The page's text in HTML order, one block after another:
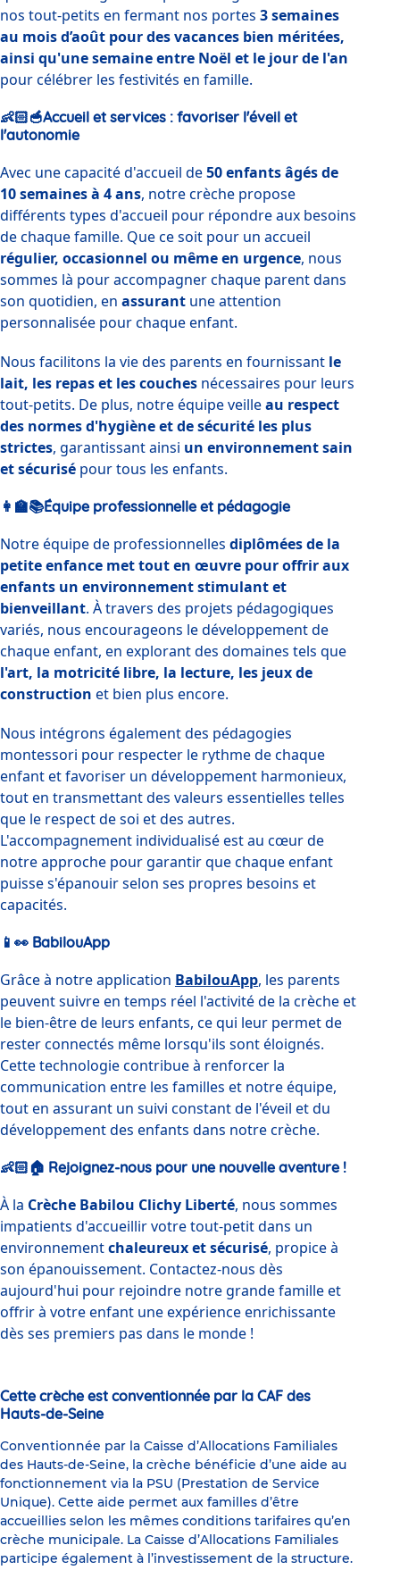
nos tout-petits en fermant nos portes 3 semaines
au mois d’août pour des vacances bien méritées,
ainsi qu'une semaine entre Noël et le jour de l'an
pour célébrer les festivités en famille.
👶🏻🥣Accueil et services : favoriser l'éveil et
l'autonomie
Avec une capacité d'accueil de 50 enfants âgés de
10 semaines à 4 ans, notre crèche propose
différents types d'accueil pour répondre aux besoins
régulier, occasionnel ou même en urgence, nous
sommes là pour accompagner chaque parent dans
son quotidien, en assurant une attention
personnalisée pour chaque enfant.
Nous facilitons la vie des parents en fournissant le
lait, les repas et les couches nécessaires pour leurs
tout-petits. De plus, notre équipe veille au respect
des normes d'hygiène et de sécurité les plus
strictes, garantissant ainsi un environnement sain
et sécurisé pour tous les enfants.
👩‍🏫📚Équipe professionnelle et pédagogie
Notre équipe de professionnelles diplômées de la
petite enfance met tout en œuvre pour offrir aux
enfants un environnement stimulant et
bienveillant. À travers des projets pédagogiques
variés, nous encourageons le développement de
l'art, la motricité libre, la lecture, les jeux de
construction et bien plus encore.
Nous intégrons également des pédagogies
montessori pour respecter le rythme de chaque
enfant et favoriser un développement harmonieux,
tout en transmettant des valeurs essentielles telles
que le respect de soi et des autres.
L'accompagnement individualisé est au cœur de
notre approche pour garantir que chaque enfant
puisse s'épanouir selon ses propres besoins et
capacités.
📱👀 BabilouApp
Grâce à notre application BabilouApp, les parents
peuvent suivre en temps réel l'activité de la crèche et
le bien-être de leurs enfants, ce qui leur permet de
rester connectés même lorsqu'ils sont éloignés.
Cette technologie contribue à renforcer la
communication entre les familles et notre équipe,
tout en assurant un suivi constant de l'éveil et du
développement des enfants dans notre crèche.
👶🏻🏠 Rejoignez-nous pour une nouvelle aventure !
À la Crèche Babilou Clichy Liberté, nous sommes
impatients d'accueillir votre tout-petit dans un
environnement chaleureux et sécurisé, propice à
son épanouissement. Contactez-nous dès
aujourd'hui pour rejoindre notre grande famille et
offrir à votre enfant une expérience enrichissante
dès ses premiers pas dans le monde !
Cette crèche est conventionnée par la CAF des
Hauts-de-Seine
Conventionnée par la Caisse d’Allocations Familiales
des Hauts-de-Seine, la crèche bénéficie d’une aide au
fonctionnement via la PSU (Prestation de Service
Unique). Cette aide permet aux familles d’être
accueillies selon les mêmes conditions tarifaires qu’en
crèche municipale. La Caisse d’Allocations Familiales
participe également à l’investissement de la structure.